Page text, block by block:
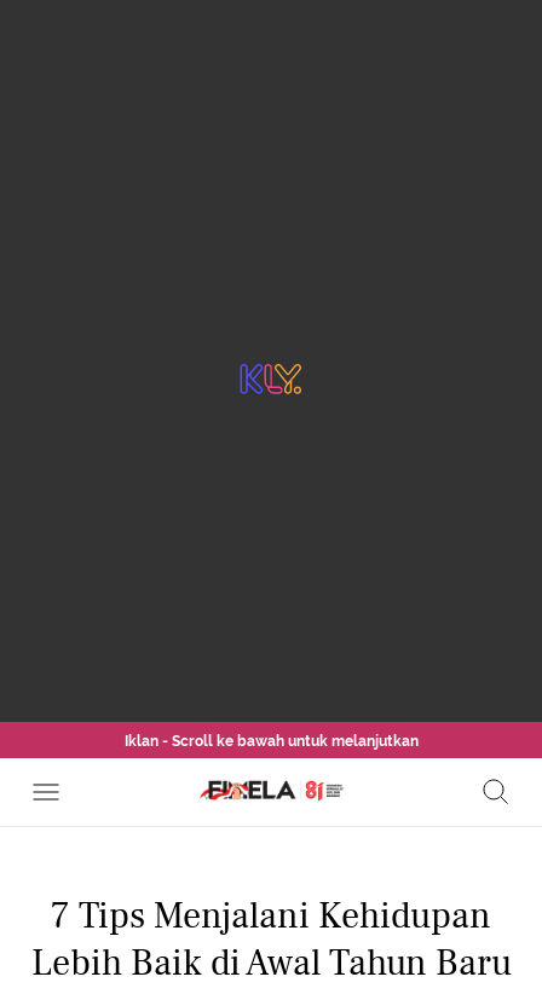
Iklan - Scroll ke bawah untuk melanjutkan
7 Tips Menjalani Kehidupan
Lebih Baik di Awal Tahun Baru